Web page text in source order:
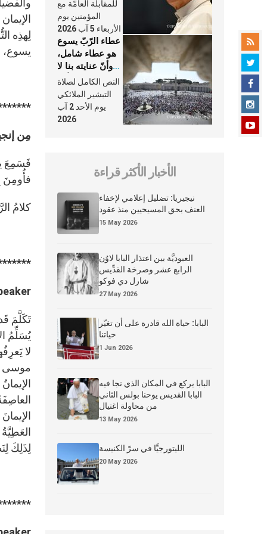
يسوع، زِدنا
مِن
فَسَمِعَ
فأُومِنَ
كلامُ
تَكَلَّمَ
يُسَلِّمُ
لا
موسى
لِذَلِكَ
الكنيسة
للمقابلة العامّة مع
المؤمنين يوم
الأربعاء 5 آب 2026
عطاء الرّبّ يسوع
هو عطاء شامل،
وأنّ عنايته بنا لا
تغيب عنّا أبدًا
النص الكامل لصلاة
التبشير الملائكي
يوم الأحد 2 آب
2026
الأخبار الأكثر قراءة
نيجيريا: تضليل إعلامي لإخفاء
العنف بحق المسيحيين منذ عقود
15 May 2026
العبوديَّة بين اعتذار البابا لاوُن
الرابع عشر وصرخة القدِّيس
شارل دي فوكو
27 May 2026
البابا: حياة الله قادرة على أن تغيّر
حياتنا
1 Jun 2026
البابا يركع في المكان الذي نجا فيه
البابا القديس يوحنا بولس الثاني
من محاولة اغتيال
13 May 2026
الليتورجيَّا في سرّ الكنيسة
20 May 2026